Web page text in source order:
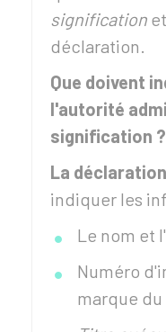
signification
déclaration.
Que doivent
l'autorité
signification ?
La déclaration
indiquer les
Le nom et
Numéro
marque